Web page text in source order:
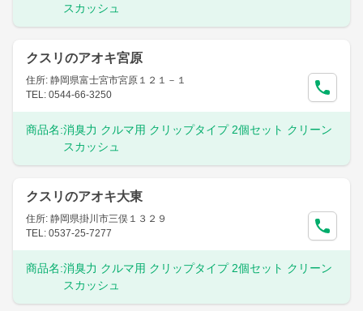
スカッシュ
クスリのアオキ宮原
住所: 静岡県富士宮市宮原１２１－１
TEL: 0544-66-3250
商品名:消臭力 クルマ用 クリップタイプ 2個セット クリーン
スカッシュ
クスリのアオキ大東
住所: 静岡県掛川市三俣１３２９
TEL: 0537-25-7277
商品名:消臭力 クルマ用 クリップタイプ 2個セット クリーン
スカッシュ